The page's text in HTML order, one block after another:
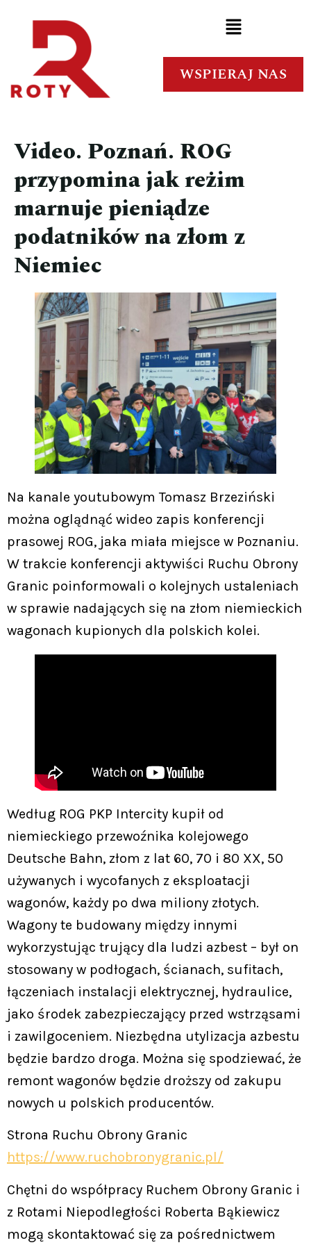
WSPIERAJ NAS
Video. Poznań. ROG
przypomina jak reżim
marnuje pieniądze
podatników na złom z
Niemiec
Na kanale youtubowym Tomasz Brzeziński
można oglądnąć wideo zapis konferencji
prasowej ROG, jaka miała miejsce w Poznaniu.
W trakcie konferencji aktywiści Ruchu Obrony
Granic poinformowali o kolejnych ustaleniach
w sprawie nadających się na złom niemieckich
wagonach kupionych dla polskich kolei.
Według ROG PKP Intercity kupił od
niemieckiego przewoźnika kolejowego
Deutsche Bahn, złom z lat 60, 70 i 80 XX, 50
używanych i wycofanych z eksploatacji
wagonów, każdy po dwa miliony złotych.
Wagony te budowany między innymi
wykorzystując trujący dla ludzi azbest – był on
stosowany w podłogach, ścianach, sufitach,
łączeniach instalacji elektrycznej, hydraulice,
jako środek zabezpieczający przed wstrząsami
i zawilgoceniem. Niezbędna utylizacja azbestu
będzie bardzo droga. Można się spodziewać, że
remont wagonów będzie droższy od zakupu
nowych u polskich producentów.
Strona Ruchu Obrony Granic
https://www.ruchobronygranic.pl/
Chętni do współpracy Ruchem Obrony Granic i
z Rotami Niepodległości Roberta Bąkiewicz
mogą skontaktować się za pośrednictwem